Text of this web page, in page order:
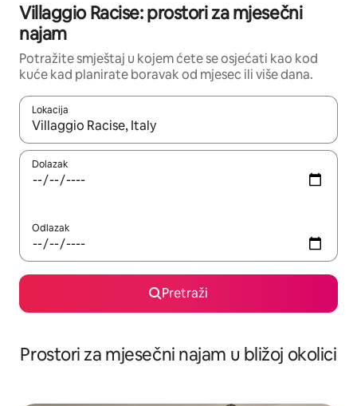
Villaggio Racise: prostori za mjesečni
najam
Potražite smještaj u kojem ćete se osjećati kao kod
kuće kad planirate boravak od mjesec ili više dana.
Lokacija
Kada budu dostupni rezultati, moći ćete ih pregledati
Dolazak
Odlazak
Pretraži
Prostori za mjesečni najam u bližoj okolici